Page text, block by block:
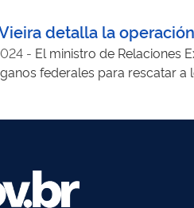
detalla la
- El ministro de Relaciones
federales para rescatar a